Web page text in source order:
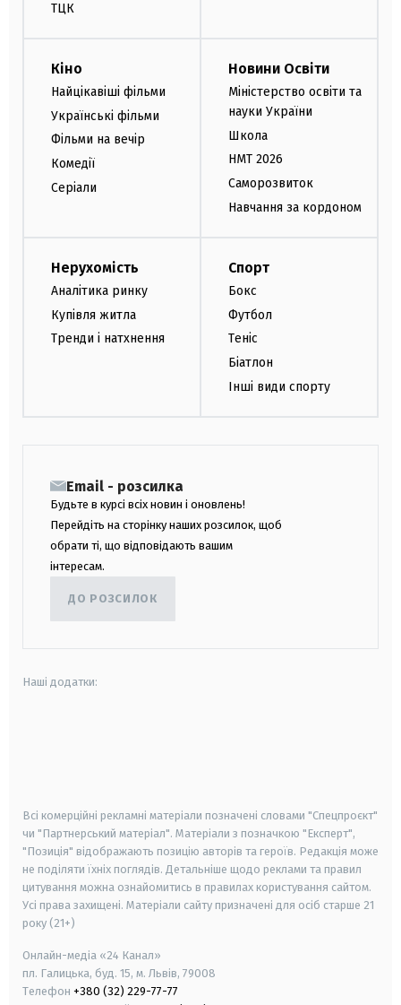
ТЦК
Кіно
Найцікавіші фільми
Українські фільми
Фільми на вечір
Комедії
Серіали
Новини Освіти
Міністерство освіти та
науки України
Школа
НМТ 2026
Саморозвиток
Навчання за кордоном
Нерухомість
Аналітика ринку
Купівля житла
Тренди і натхнення
Спорт
Бокс
Футбол
Теніс
Біатлон
Інші види спорту
Email - розсилка
Будьте в курсі всіх новин і оновлень!
Перейдіть на сторінку наших розсилок, щоб
обрати ті, що відповідають вашим
інтересам.
ДО РОЗСИЛОК
Наші додатки:
Всі комерційні рекламні матеріали позначені словами "Спецпроєкт"
чи "Партнерський матеріал". Матеріали з позначкою "Експерт",
"Позиція" відображають позицію авторів та героїв. Редакція може
не поділяти їхніх поглядів. Детальніше щодо реклами та правил
цитування можна ознайомитись в правилах користування сайтом.
Усі права захищені. Матеріали сайту призначені для осіб старше 21
року (21+)
Онлайн-медіа «24 Канал»
пл. Галицька, буд. 15, м. Львів, 79008
Телефон +380 (32) 229-77-77